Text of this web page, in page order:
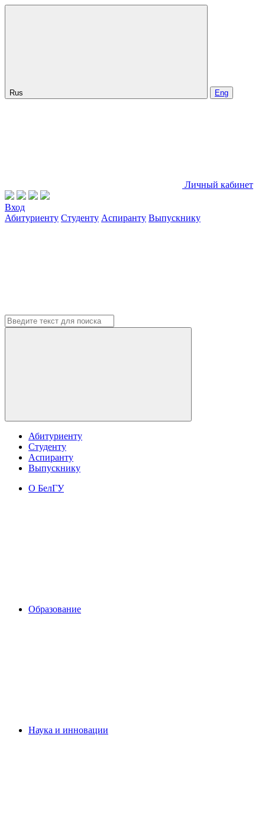
Rus Eng
Личный кабинет
Вход
Абитуриенту Студенту Аспиранту Выпускнику
Абитуриенту
Студенту
Аспиранту
Выпускнику
О БелГУ
Образование
Наука и инновации